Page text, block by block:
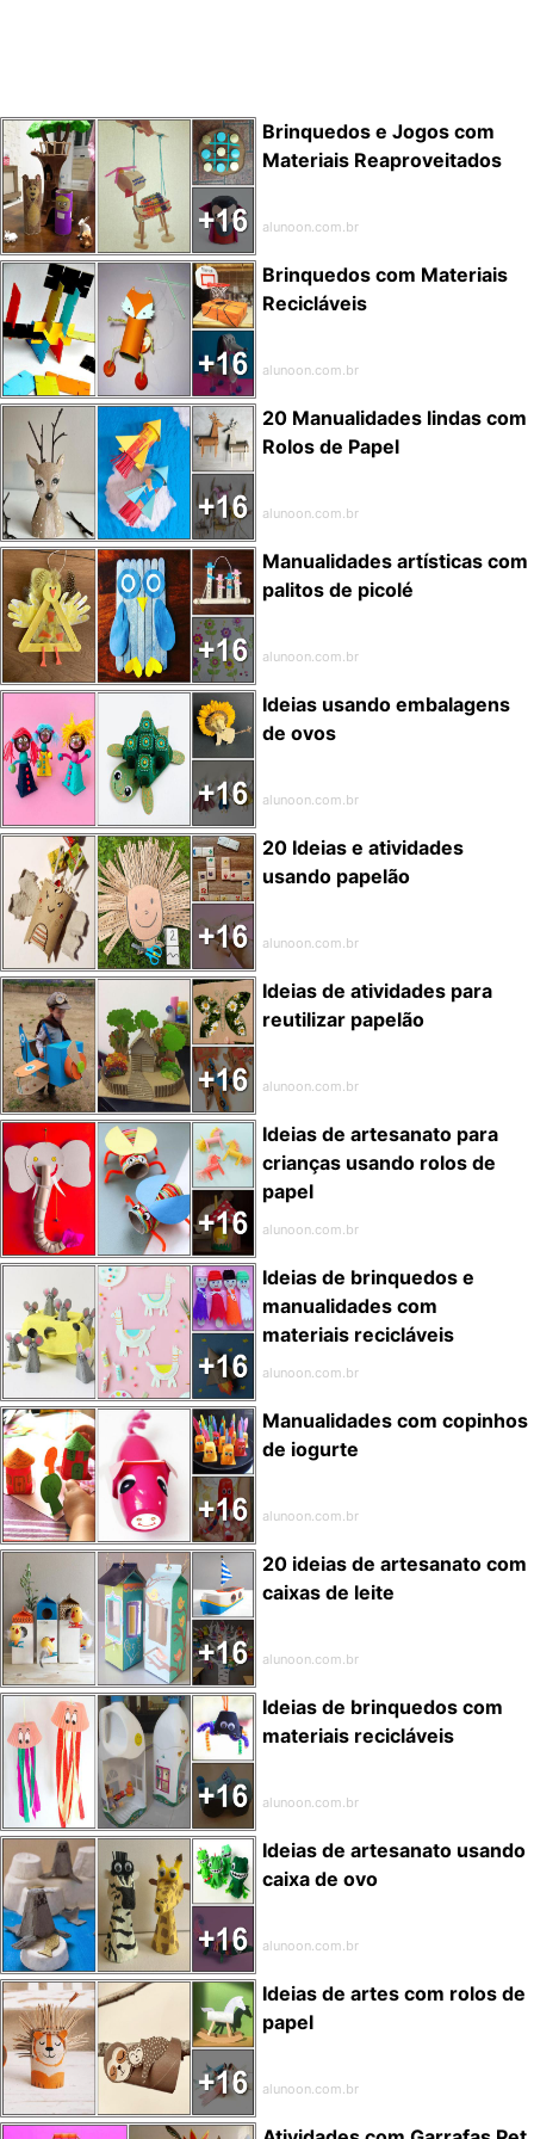
Brinquedos e Jogos com
Materiais Reaproveitados
alunoon.com.br
Brinquedos com Materiais
Recicláveis
alunoon.com.br
20 Manualidades lindas com
Rolos de Papel
alunoon.com.br
Manualidades artísticas com
palitos de picolé
alunoon.com.br
Ideias usando embalagens
de ovos
alunoon.com.br
20 Ideias e atividades
usando papelão
alunoon.com.br
Ideias de atividades para
reutilizar papelão
alunoon.com.br
Ideias de artesanato para
crianças usando rolos de
papel
alunoon.com.br
Ideias de brinquedos e
manualidades com
materiais recicláveis
alunoon.com.br
Manualidades com copinhos
de iogurte
alunoon.com.br
20 ideias de artesanato com
caixas de leite
alunoon.com.br
Ideias de brinquedos com
materiais recicláveis
alunoon.com.br
Ideias de artesanato usando
caixa de ovo
alunoon.com.br
Ideias de artes com rolos de
papel
alunoon.com.br